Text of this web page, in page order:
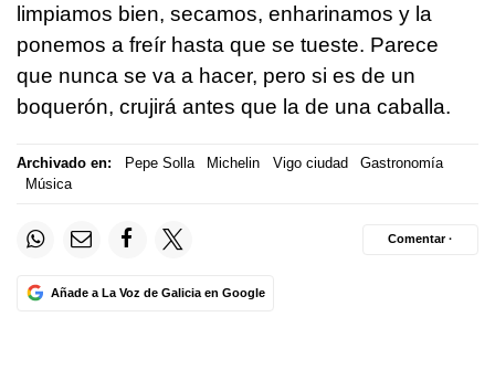
limpiamos bien, secamos, enharinamos y la
ponemos a freír hasta que se tueste. Parece
que nunca se va a hacer, pero si es de un
boquerón, crujirá antes que la de una caballa.
Archivado en: Pepe Solla Michelin Vigo ciudad
Gastronomía
Música
Añade a La Voz de Galicia en Google
Comentar ·